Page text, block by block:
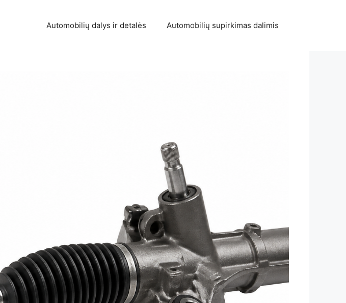
Automobilių dalys ir detalės Automobilių supirkimas dalimis